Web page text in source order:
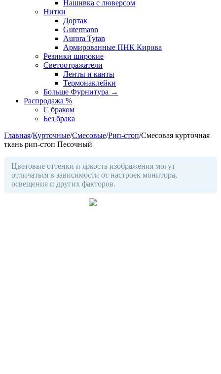
Нашивка с люверсом
Нитки
Дортак
Gutermann
Aurora Tytan
Армированные ПНК Кирова
Резинки широкие
Светоотражатели
Ленты и канты
Термонаклейки
Больше Фурнитура →
Распродажа %
С браком
Без брака
Главная/Курточные/Смесовые/Рип-стоп/Смесовая курточная
ткань рип-стоп Песочный
Цветовые оттенки и яркость изображения могут
отличаться в зависимости от настроек монитора,
освещения и других факторов.